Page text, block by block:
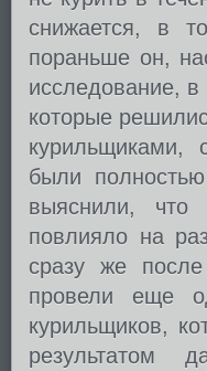
снижается, в
пораньше он,
исследование,
которые
курильщиками,
были
выяснили, что
повлияло на
сразу же
провели еще
курильщиков,
результатом